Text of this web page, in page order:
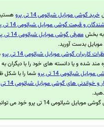
خرید گوشی موبایل شیائومی 14 تی پرو
و قیمت گوشی موبایل شیائومی 14 تی پرو
به بخشمعرفی گوشی موبایل شیائومی 14 تی پرو
بدست آورید.
کاربران گوشی موبایل شیائومی 14 تی پرو
مند شده و یا دانسته های خود را با دیگران
شیائومی 14 تی پرو
شما را با شکل
و خواندنی های گوشی موبایل شیائومی 14 تی پرو
شیائومی 14 تی پرو خود می توانید به